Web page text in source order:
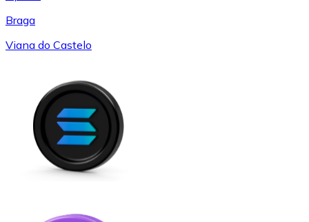
Braga
Viana do Castelo